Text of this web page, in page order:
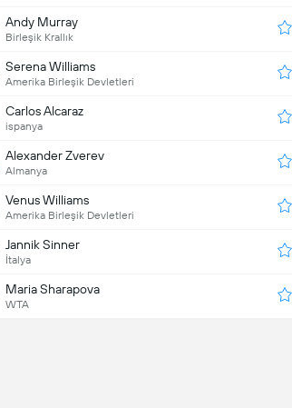
Andy Murray
Birleşik Krallık
Serena Williams
Amerika Birleşik Devletleri
Carlos Alcaraz
ispanya
Alexander Zverev
Almanya
Venus Williams
Amerika Birleşik Devletleri
Jannik Sinner
İtalya
Maria Sharapova
WTA